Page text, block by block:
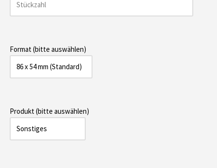
Format (bitte auswählen)
Produkt (bitte auswählen)